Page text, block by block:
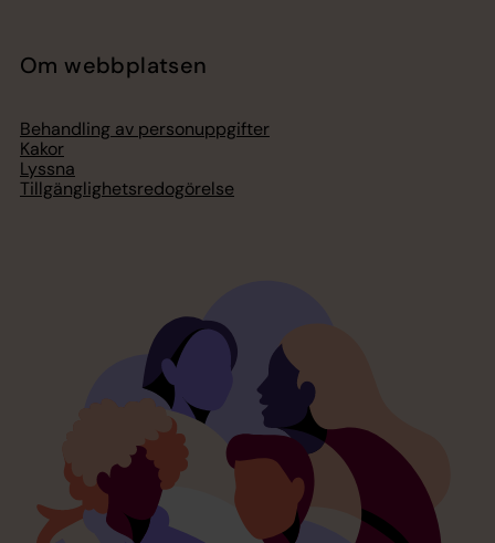
Om webbplatsen
Behandling av personuppgifter
Kakor
Lyssna
Tillgänglighetsredogörelse